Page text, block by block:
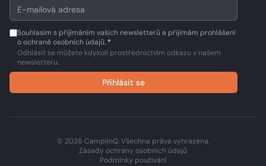
Souhlasím s přijímáním vašich newsletterů a přijímám prohlášení
o ochraně osobních údajů. *
Odhlásit se můžete kdykoli prostřednictvím odkazu v našem
newsletteru.
Přihlásit se
© 2026 CamplinQ. Všechna práva vyhrazena.
Zásady ochrany osobních údajů
Podmínky používání